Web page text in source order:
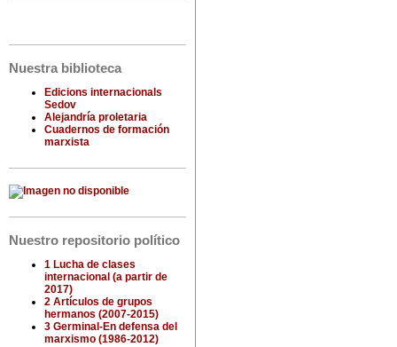
Nuestra biblioteca
Edicions internacionals
Sedov
Alejandría proletaria
Cuadernos de formación
marxista
Nuestro repositorio político
1 Lucha de clases
internacional (a partir de
2017)
2 Artículos de grupos
hermanos (2007-2015)
3 Germinal-En defensa del
marxismo (1986-2012)